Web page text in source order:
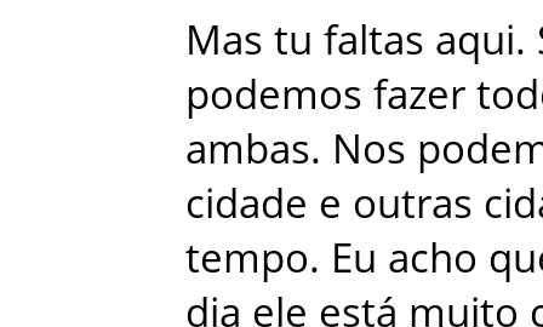
Mas tu faltas aqui.
podemos fazer
ambas. Nos
cidade e outras
tempo. Eu acho
dia ele está muito